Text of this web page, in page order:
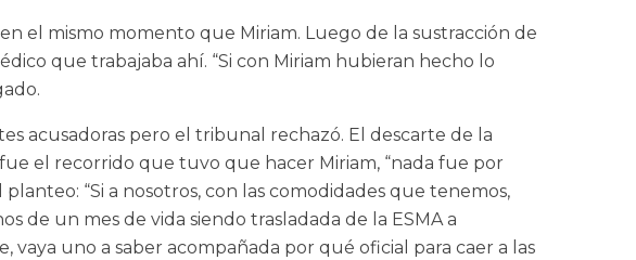
el mismo momento que Miriam. Luego de la sustracción de
que trabajaba ahí. “Si con Miriam hubieran hecho lo
acusadoras pero el tribunal rechazó. El descarte de la
el recorrido que tuvo que hacer Miriam, “nada fue por
“Si a nosotros, con las comodidades que tenemos,
de un mes de vida siendo trasladada de la ESMA a
vaya uno a saber acompañada por qué oficial para caer a las